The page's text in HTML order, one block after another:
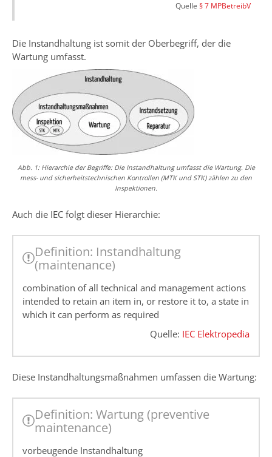
Quelle § 7 MPBetreibV
Die Instandhaltung ist somit der Oberbegriff, der die
Wartung umfasst.
Abb. 1: Hierarchie der Begriffe: Die Instandhaltung umfasst die Wartung. Die
mess- und sicherheitstechnischen Kontrollen (MTK und STK) zählen zu den
Inspektionen.
Auch die IEC folgt dieser Hierarchie:
Definition: Instandhaltung
(maintenance)
combination of all technical and management actions
intended to retain an item in, or restore it to, a state in
which it can perform as required
Quelle: IEC Elektropedia
Diese Instandhaltungsmaßnahmen umfassen die Wartung:
Definition: Wartung (preventive
maintenance)
vorbeugende Instandhaltung